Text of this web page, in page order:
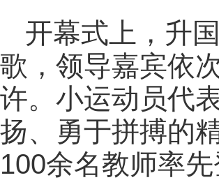
开幕式上，升
歌，领导嘉宾依
许。小运动员代
扬、勇于拼搏的
100余名教师率